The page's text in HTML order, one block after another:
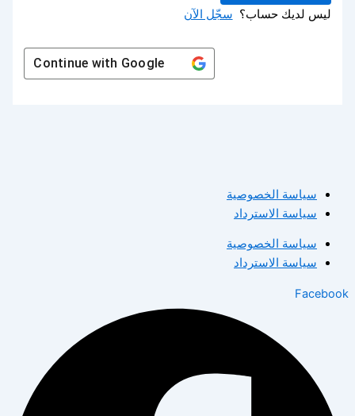
ليس لديك حساب؟ سجّل الآن
Continue withGoogle
سياسة الخصوصية
سياسة الاسترداد
سياسة الخصوصية
سياسة الاسترداد
Facebook